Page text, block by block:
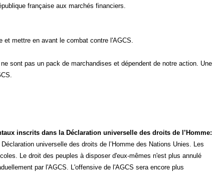
française aux marchés financiers.
mettre en avant le combat contre l'AGCS.
sont pas un pack de marchandises et dépendent de notre action. Une
inscrits dans la Déclaration universelle des droits de l’Homme:
universelle des droits de l’Homme des Nations Unies. Les
Le droit des peuples à disposer d'eux-mêmes n'est plus annulé
par l'AGCS. L'offensive de l'AGCS sera encore plus